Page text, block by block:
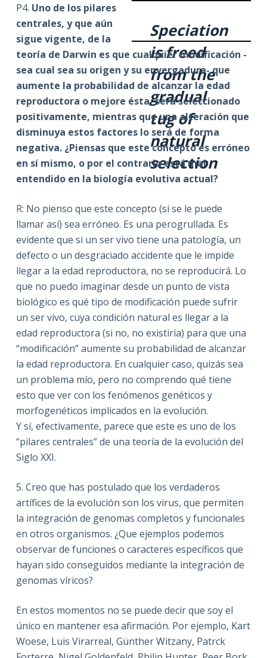
Speciation
is freed
from the
gradual
tug of
natural
selection
P4. Uno de los pilares
centrales, y que aún
sigue vigente, de la
teoría de Darwin es que cualquier modificación -
sea cual sea su origen y su envergadura- que
aumente la probabilidad de alcanzar la edad
reproductora o mejore ésta, será seleccionado
positivamente, mientras que una alteración que
disminuya estos factores lo será de forma
negativa. ¿Piensas que este concepto es erróneo
en sí mismo, o por el contrario está mal
entendido en la biología evolutiva actual?
R: No pienso que este concepto (si se le puede
llamar así) sea erróneo. Es una perogrullada. Es
evidente que si un ser vivo tiene una patología, un
defecto o un desgraciado accidente que le impide
llegar a la edad reproductora, no se reproducirá. Lo
que no puedo imaginar desde un punto de vista
biológico es qué tipo de modificación puede sufrir
un ser vivo, cuya condición natural es llegar a la
edad reproductora (si no, no existiría) para que una
“modificación” aumente su probabilidad de alcanzar
la edad reproductora. En cualquier caso, quizás sea
un problema mío, pero no comprendo qué tiene
esto que ver con los fenómenos genéticos y
morfogenéticos implicados en la evolución.
Y sí, efectivamente, parece que este es uno de los
“pilares centrales” de una teoría de la evolución del
Siglo XXI.
5. Creo que has postulado que los verdaderos
artífices de la evolución son los virus, que permiten
la integración de genomas completos y funcionales
en otros organismos. ¿Que ejemplos podemos
observar de funciones o caracteres específicos que
hayan sido conseguidos mediante la integración de
genomas víricos?
En estos momentos no se puede decir que soy el
único en mantener esa afirmación. Por ejemplo, Kart
Woese, Luis Virarreal, Günther Witzany, Patrck